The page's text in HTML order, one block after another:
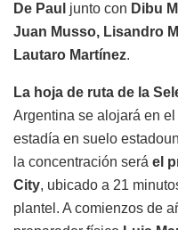
De Paul junto con Dibu
Juan Musso, Lisandro
Lautaro Martínez.
La hoja de ruta de la
Argentina se alojará en el
estadía en suelo
la concentración será el
City, ubicado a 21
plantel. A comienzos de